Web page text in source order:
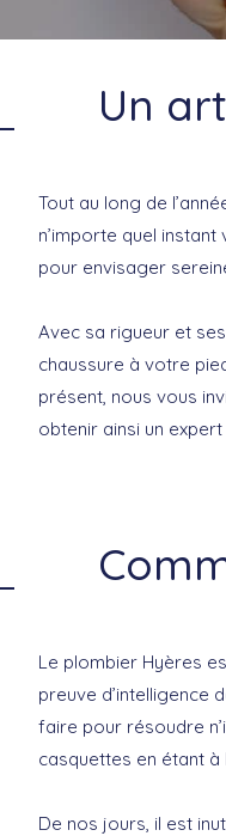
Un
Tout au long de
n’importe quel
pour envisager
Avec sa rigueur et
chaussure à votre
présent, nous vous
obtenir ainsi un expert
Le plombier Hyères
preuve d’intelligence
faire pour résoudre
casquettes en étant à
De nos jours, il est